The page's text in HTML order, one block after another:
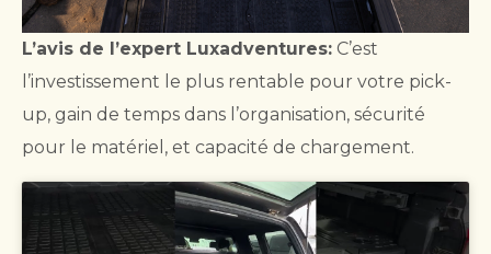
L’avis de l’expert Luxadventures: C’est
l’investissement le plus rentable pour votre pick-
up, gain de temps dans l’organisation, sécurité
pour le matériel, et capacité de chargement.